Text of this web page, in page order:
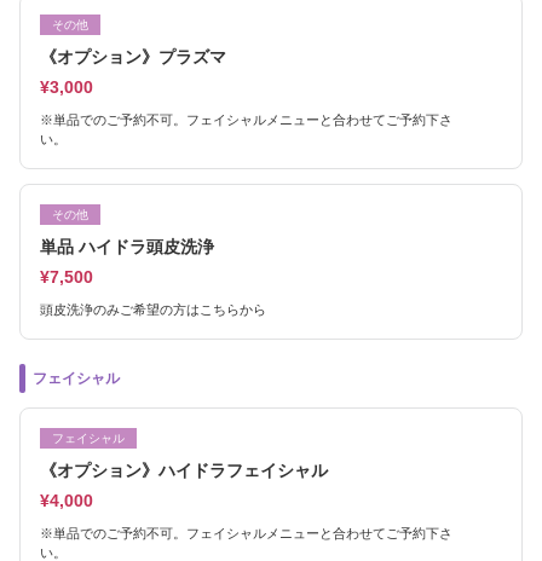
その他
《オプション》プラズマ
¥3,000
※単品でのご予約不可。フェイシャルメニューと合わせてご予約下さ
い。
その他
単品 ハイドラ頭皮洗浄
¥7,500
頭皮洗浄のみご希望の方はこちらから
フェイシャル
フェイシャル
《オプション》ハイドラフェイシャル
¥4,000
※単品でのご予約不可。フェイシャルメニューと合わせてご予約下さ
い。